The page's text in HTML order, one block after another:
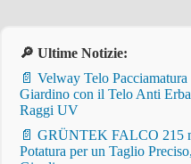
🔎 Ultime Notizie:
📄 Velway Telo
Giardino con il Telo Anti
Raggi UV
📄 GRÜNTEK FALCO 215
Potatura per un Taglio